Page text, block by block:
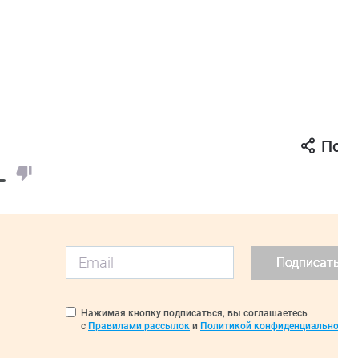
Нажимая кнопку подписаться, вы соглашаетесь
с Правилами рассылок и Политикой